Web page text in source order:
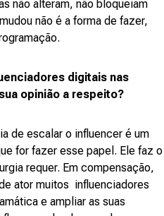
não alteram, não bloqueiam
não é a forma de fazer,
digitais nas
opinião a respeito?
de escalar o influencer é um
for fazer esse papel. Ele faz o
requer. Em compensação,
ator muitos influenciadores
e ampliar as suas